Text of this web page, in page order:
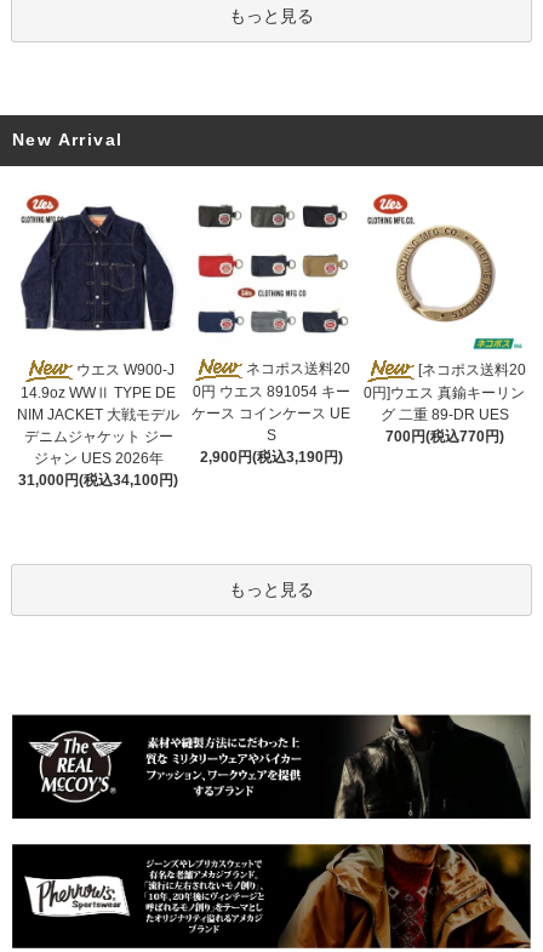
もっと見る
New Arrival
ウエス W900-J
14.9oz WWⅡ TYPE DE
NIM JACKET 大戦モデル
デニムジャケット ジー
ジャン UES 2026年
31,000円(税込34,100円)
ネコポス送料20
0円 ウエス 891054 キー
ケース コインケース UE
S
2,900円(税込3,190円)
[ネコポス送料20
0円]ウエス 真鍮キーリン
グ 二重 89-DR UES
700円(税込770円)
もっと見る